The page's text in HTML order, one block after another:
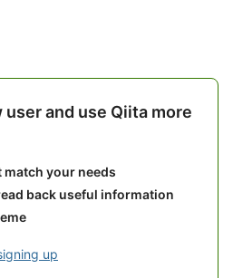
user and use Qiita more
your needs
back useful information
up